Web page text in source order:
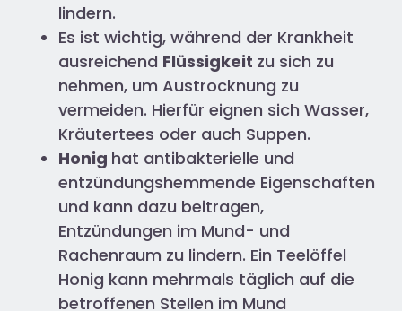
lindern.
Es ist wichtig, während der Krankheit
ausreichend Flüssigkeit zu sich zu
nehmen, um Austrocknung zu
vermeiden. Hierfür eignen sich Wasser,
Kräutertees oder auch Suppen.
Honig hat antibakterielle und
entzündungshemmende Eigenschaften
und kann dazu beitragen,
Entzündungen im Mund- und
Rachenraum zu lindern. Ein Teelöffel
Honig kann mehrmals täglich auf die
betroffenen Stellen im Mund